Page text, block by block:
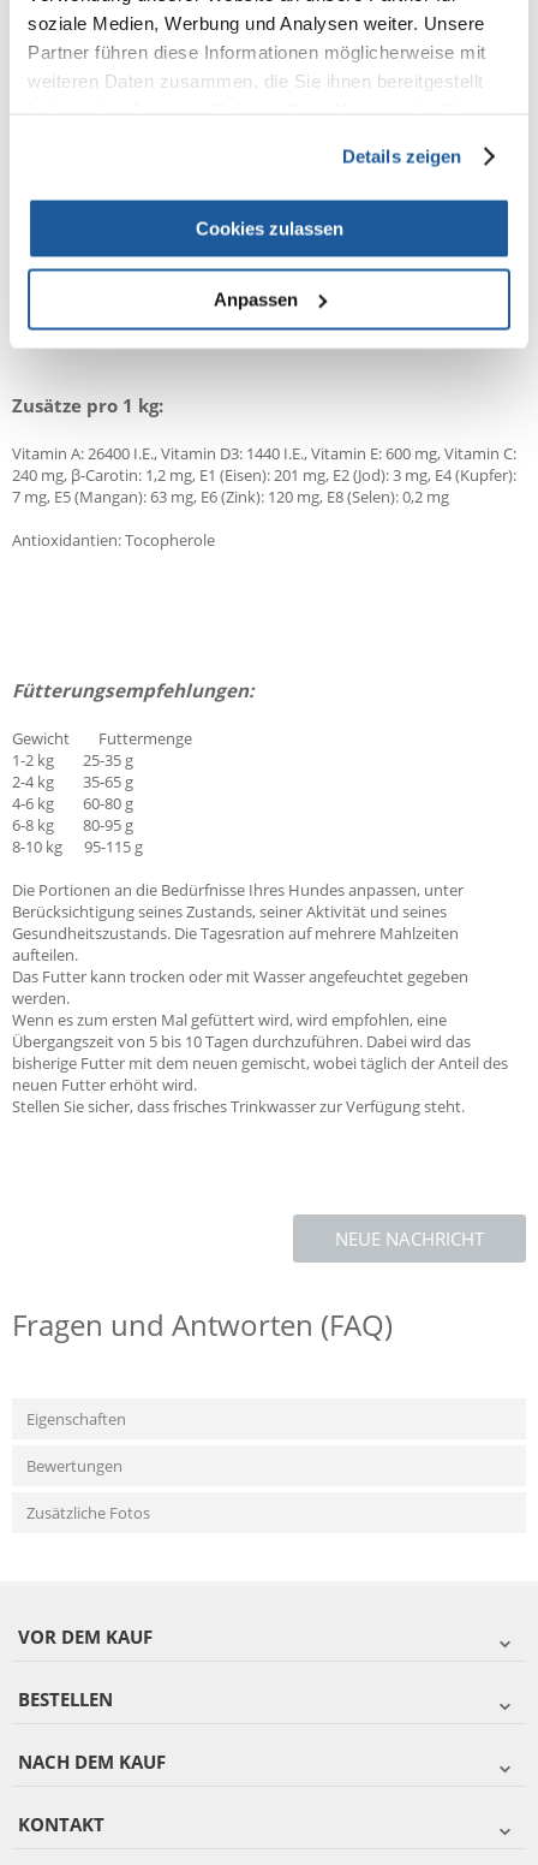
soziale Medien, Werbung und Analysen weiter. Unsere
Partner führen diese Informationen möglicherweise mit
weiteren Daten zusammen, die Sie ihnen bereitgestellt
Details zeigen
Cookies zulassen
Anpassen
Huhn (dehydriert 35%), Reis, Sorghum, tierisches Fett, pflanzliche
Fasern, Leinsamen, Lachsöl, Bierhefe, Mineralstoffe, getrocknete ganze
Eier, FOS, MOS, Lecithin, Meeresalgen (Ascophyllum nodosum),
Analyse:
Protein: 28,0%, Fettgehalt: 18,0%, Rohfaser: 3,0%, Rohasche: 6,5%,
Calcium: 1,2%, Phosphor: 0,8%
Zusätze pro 1 kg:
Vitamin A: 26400 I.E., Vitamin D3: 1440 I.E., Vitamin E: 600 mg, Vitamin C:
240 mg, β-Carotin: 1,2 mg, E1 (Eisen): 201 mg, E2 (Jod): 3 mg, E4 (Kupfer):
7 mg, E5 (Mangan): 63 mg, E6 (Zink): 120 mg, E8 (Selen): 0,2 mg
Antioxidantien: Tocopherole
Fütterungsempfehlungen:
Gewicht Futtermenge
1-2 kg 25-35 g
2-4 kg 35-65 g
4-6 kg 60-80 g
6-8 kg 80-95 g
8-10 kg 95-115 g
Die Portionen an die Bedürfnisse Ihres Hundes anpassen, unter
Berücksichtigung seines Zustands, seiner Aktivität und seines
Gesundheitszustands. Die Tagesration auf mehrere Mahlzeiten
aufteilen.
Das Futter kann trocken oder mit Wasser angefeuchtet gegeben
werden.
Wenn es zum ersten Mal gefüttert wird, wird empfohlen, eine
Übergangszeit von 5 bis 10 Tagen durchzuführen. Dabei wird das
bisherige Futter mit dem neuen gemischt, wobei täglich der Anteil des
neuen Futter erhöht wird.
Stellen Sie sicher, dass frisches Trinkwasser zur Verfügung steht.
NEUE NACHRICHT
Fragen und Antworten (FAQ)
Eigenschaften
Bewertungen
Zusätzliche Fotos
VOR DEM KAUF
BESTELLEN
NACH DEM KAUF
KONTAKT